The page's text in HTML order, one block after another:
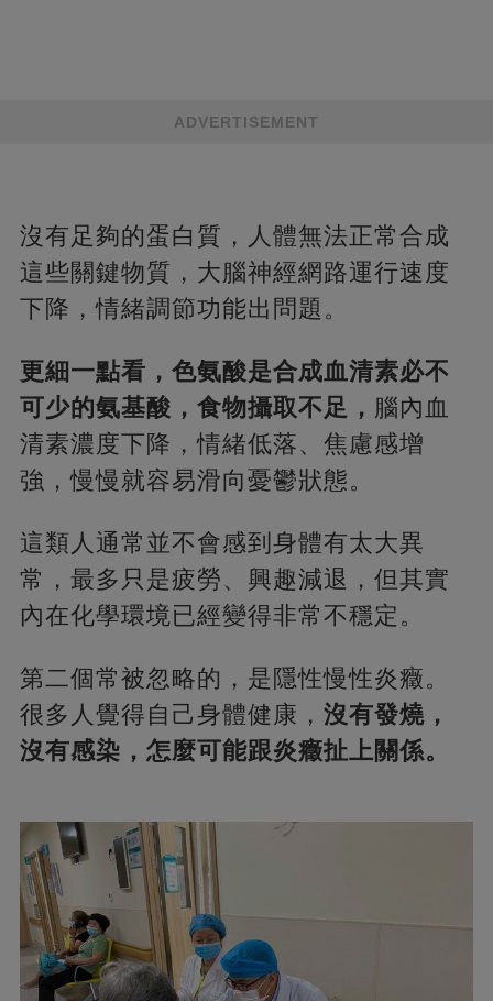
ADVERTISEMENT
沒有足夠的蛋白質，人體無法正常合成
這些關鍵物質，大腦神經網路運行速度
下降，情緒調節功能出問題。
更細一點看，色氨酸是合成血清素必不
可少的氨基酸，食物攝取不足， 腦內血
清素濃度下降，情緒低落、焦慮感增
強，慢慢就容易滑向憂鬱狀態。
這類人通常並不會感到身體有太大異
常，最多只是疲勞、興趣減退，但其實
內在化學環境已經變得非常不穩定。
第二個常被忽略的，是隱性慢性炎癥。
很多人覺得自己身體健康， 沒有發燒，
沒有感染，怎麼可能跟炎癥扯上關係。